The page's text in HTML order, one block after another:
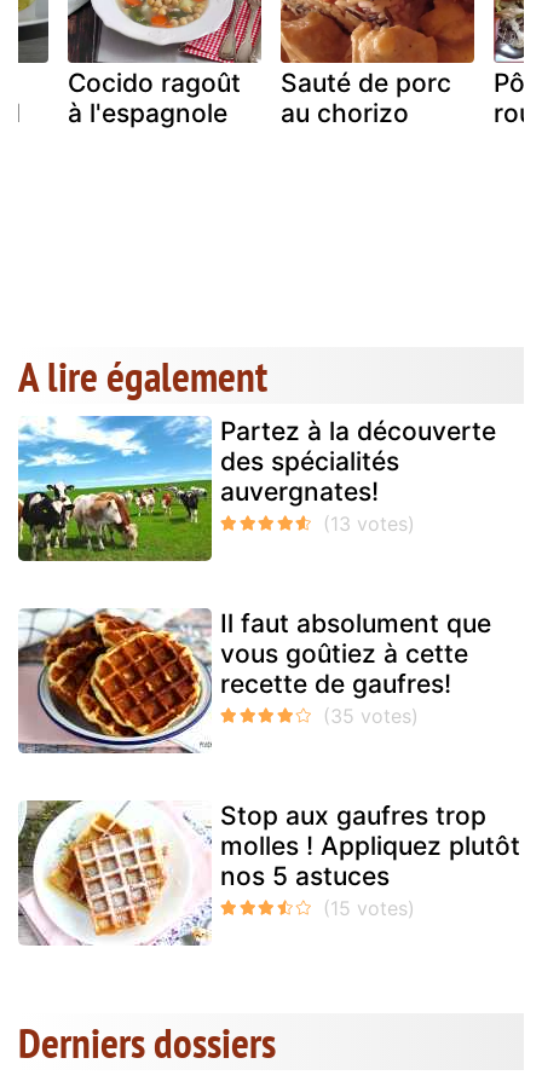
Cocido ragoût
à l'espagnole
Sauté de porc
au chorizo
A lire également
Partez à la découverte
des spécialités
auvergnates!
Il faut absolument que
vous goûtiez à cette
recette de gaufres!
Stop aux gaufres trop
molles ! Appliquez plutôt
nos 5 astuces
Derniers dossiers